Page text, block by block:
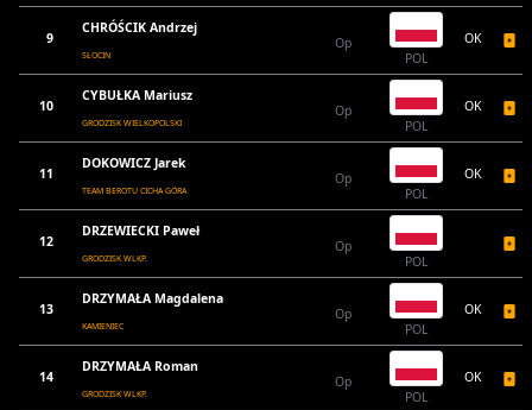
9
CHRÓŚCIK Andrzej
SŁOCIN
Op
POL
OK
10
CYBUŁKA Mariusz
GRODZISK WIELKOPOLSKI
Op
POL
OK
11
DOKOWICZ Jarek
TEAM BEROTU CICHA GÓRA
Op
POL
OK
12
DRZEWIECKI Paweł
GRODZISK WLKP.
Op
POL
13
DRZYMAŁA Magdalena
KAMIENIEC
Op
POL
OK
14
DRZYMAŁA Roman
GRODZISK WLKP.
Op
POL
OK